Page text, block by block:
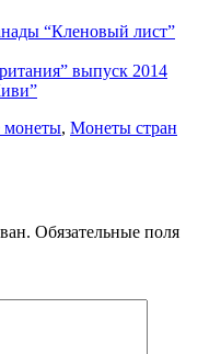
“Кленовый лист”
выпуск 2014
монеты, Монеты стран
Обязательные поля